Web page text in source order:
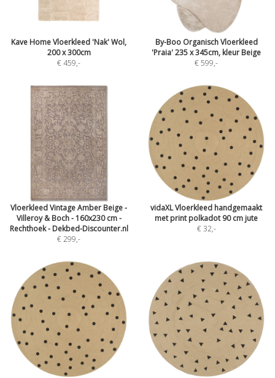
Kave Home Vloerkleed 'Nak' Wol,
200 x 300cm
€ 459,-
By-Boo Organisch Vloerkleed
'Praia' 235 x 345cm, kleur Beige
€ 599,-
Vloerkleed Vintage Amber Beige -
Villeroy & Boch - 160x230 cm -
Rechthoek - Dekbed-Discounter.nl
€ 299,-
vidaXL Vloerkleed handgemaakt
met print polkadot 90 cm jute
€ 32,-